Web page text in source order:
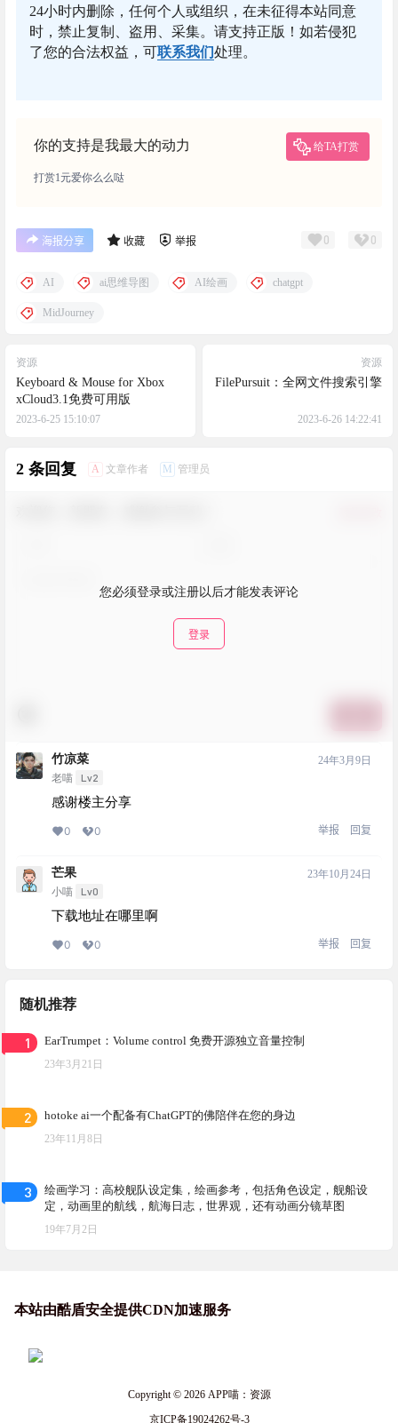
24小时内删除，任何个人或组织，在未征得本站同意
时，禁止复制、盗用、采集。请支持正版！如若侵犯
了您的合法权益，可联系我们处理。
你的支持是我最大的动力 给TA打赏
打赏1元爱你么么哒
海报分享 收藏 举报 0 0
AI ai思维导图 AI绘画 chatgpt
MidJourney
资源
Keyboard & Mouse for Xbox
xCloud3.1免费可用版
2023-6-25 15:10:07
资源
FilePursuit：全网文件搜索引擎
2023-6-26 14:22:41
2 条回复 A 文章作者 M 管理员
您必须登录或注册以后才能发表评论
登录
竹凉菜
老喵 Lv2
24年3月9日
感谢楼主分享
0 0 举报 回复
芒果
小喵 Lv0
23年10月24日
下载地址在哪里啊
0 0 举报 回复
随机推荐
1 EarTrumpet：Volume control 免费开源独立音量控制
23年3月21日
2 hotoke ai一个配备有ChatGPT的佛陪伴在您的身边
23年11月8日
3
绘画学习：高校舰队设定集，绘画参考，包括角色设定，舰船设
定，动画里的航线，航海日志，世界观，还有动画分镜草图
19年7月2日
本站由酷盾安全提供CDN加速服务
Copyright © 2026APP喵：资源
京ICP备19024262号-3